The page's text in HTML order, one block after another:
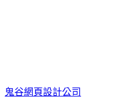
鬼谷網頁設計公司